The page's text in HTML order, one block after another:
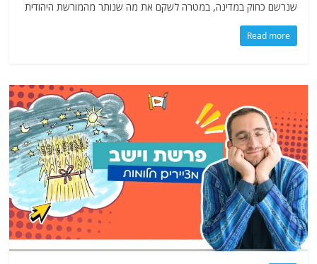
שנרשם כחוק במדינה, במטרה לשקם את מה שנותר מהמורשת היהודית
Read more